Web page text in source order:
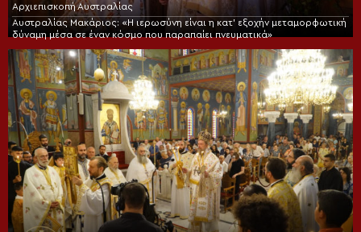
Αρχιεπισκοπή Αυστραλίας
Αυστραλίας Μακάριος: «Η ιερωσύνη είναι η κατ’ εξοχήν μεταμορφωτική
δύναμη μέσα σε έναν κόσμο που παραπαίει πνευματικά»